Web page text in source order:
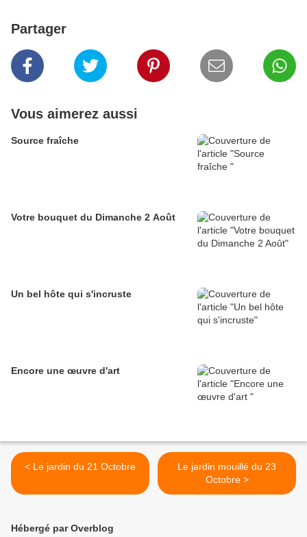
Partager
Vous aimerez aussi
Source fraîche
Votre bouquet du Dimanche 2 Août
Un bel hôte qui s'incruste
Encore une œuvre d'art
< Le jardin du 21 Octobre
Le jardin mouillé du 23
Octobre >
Hébergé par Overblog